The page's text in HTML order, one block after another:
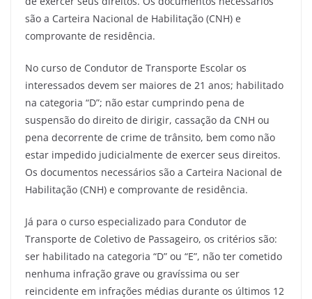
são a Carteira Nacional de Habilitação (CNH) e
comprovante de residência.
No curso de Condutor de Transporte Escolar os
interessados devem ser maiores de 21 anos; habilitado
na categoria “D”; não estar cumprindo pena de
suspensão do direito de dirigir, cassação da CNH ou
pena decorrente de crime de trânsito, bem como não
estar impedido judicialmente de exercer seus direitos.
Os documentos necessários são a Carteira Nacional de
Habilitação (CNH) e comprovante de residência.
Já para o curso especializado para Condutor de
Transporte de Coletivo de Passageiro, os critérios são:
ser habilitado na categoria “D” ou “E”, não ter cometido
nenhuma infração grave ou gravíssima ou ser
reincidente em infrações médias durante os últimos 12